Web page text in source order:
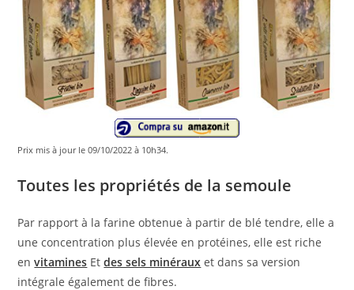
Prix ​​mis à jour le 09/10/2022 à 10h34.
Toutes les propriétés de la semoule
Par rapport à la farine obtenue à partir de blé tendre, elle a
une concentration plus élevée en protéines, elle est riche
envitamines Etdes sels minéraux et dans sa version
intégrale également de fibres.